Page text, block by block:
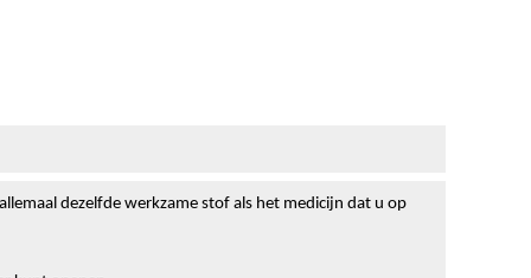
dezelfde werkzame stof als het medicijn dat u op